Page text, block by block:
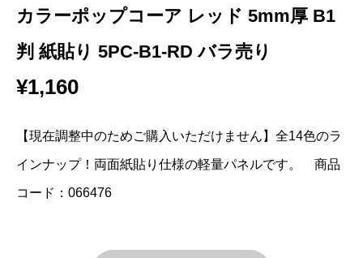
カラーポップコーア レッド 5mm厚 B1
判 紙貼り 5PC-B1-RD バラ売り
¥1,160
【現在調整中のためご購入いただけません】全14色のラ
インナップ！両面紙貼り仕様の軽量パネルです。 商品
コード：066476